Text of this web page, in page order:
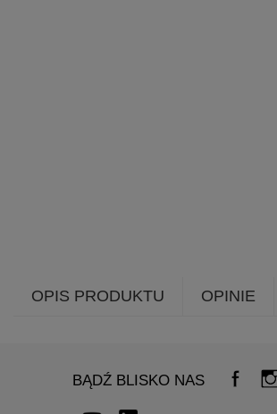
OPIS PRODUKTU OPINIE
BĄDŹ BLISKO NAS